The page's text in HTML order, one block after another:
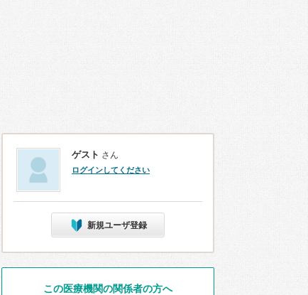
ゲスト さん
ログインしてください
新規ユーザ登録
この医療機関の関係者の方へ